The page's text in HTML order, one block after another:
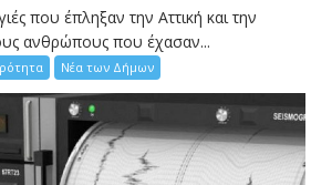
που έπληξαν την Αττική και την
ανθρώπους που έχασαν...
Νέα των Δήμων